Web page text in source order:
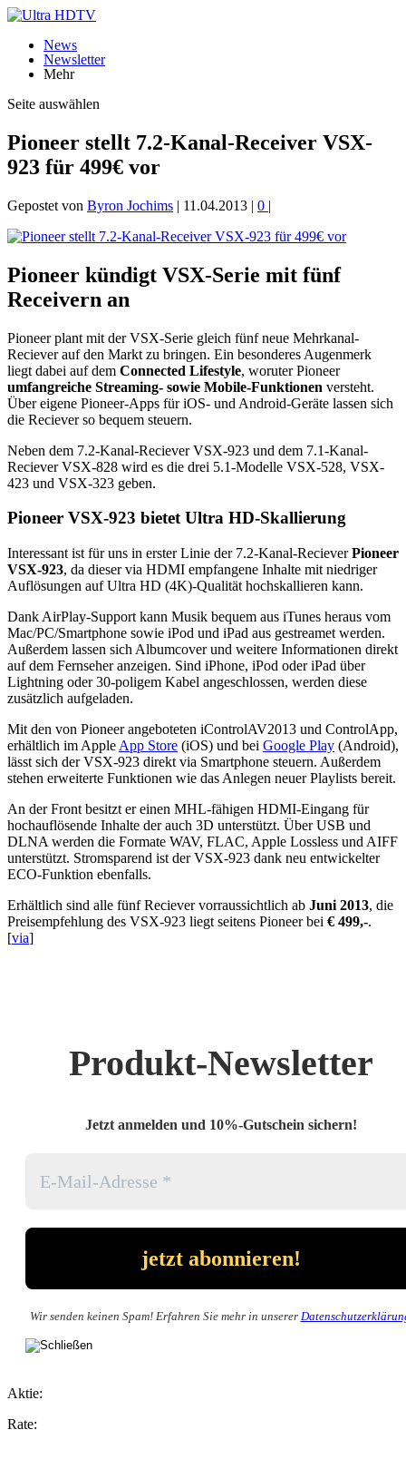
News
Newsletter
Mehr
Seite auswählen
Pioneer stellt 7.2-Kanal-Receiver VSX-
923 für 499€ vor
Gepostet von Byron Jochims | 11.04.2013 | 0 |
Pioneer kündigt VSX-Serie mit fünf
Receivern an
Pioneer plant mit der VSX-Serie gleich fünf neue Mehrkanal-
Reciever auf den Markt zu bringen. Ein besonderes Augenmerk
liegt dabei auf dem Connected Lifestyle, woruter Pioneer
umfangreiche Streaming- sowie Mobile-Funktionen versteht.
Über eigene Pioneer-Apps für iOS- und Android-Geräte lassen sich
die Reciever so bequem steuern.
Neben dem 7.2-Kanal-Reciever VSX-923 und dem 7.1-Kanal-
Reciever VSX-828 wird es die drei 5.1-Modelle VSX-528, VSX-
423 und VSX-323 geben.
Pioneer VSX-923 bietet Ultra HD-Skallierung
Interessant ist für uns in erster Linie der 7.2-Kanal-RecieverPioneer
VSX-923, da dieser via HDMI empfangene Inhalte mit niedriger
Auflösungen auf Ultra HD (4K)-Qualität hochskallieren kann.
Dank AirPlay-Support kann Musik bequem aus iTunes heraus vom
Mac/PC/Smartphone sowie iPod und iPad aus gestreamet werden.
Außerdem lassen sich Albumcover und weitere Informationen direkt
auf dem Fernseher anzeigen. Sind iPhone, iPod oder iPad über
Lightning oder 30-poligem Kabel angeschlossen, werden diese
zusätzlich aufgeladen.
Mit den von Pioneer angeboteten iControlAV2013 und ControlApp,
erhältlich im Apple App Store (iOS) und bei Google Play (Android),
lässt sich der VSX-923 direkt via Smartphone steuern. Außerdem
stehen erweiterte Funktionen wie das Anlegen neuer Playlists bereit.
An der Front besitzt er einen MHL-fähigen HDMI-Eingang für
hochauflösende Inhalte der auch 3D unterstützt. Über USB und
DLNA werden die Formate WAV, FLAC, Apple Lossless und AIFF
unterstützt. Stromsparend ist der VSX-923 dank neu entwickelter
ECO-Funktion ebenfalls.
Erhältlich sind alle fünf Reciever vorraussichtlich ab Juni 2013, die
Preisempfehlung des VSX-923 liegt seitens Pioneer bei € 499,-.
[via]
Produkt-Newsletter
Jetzt anmelden und 10%-Gutschein sichern!
Wir senden keinen Spam! Erfahren Sie mehr in unserer
Aktie:
Rate: